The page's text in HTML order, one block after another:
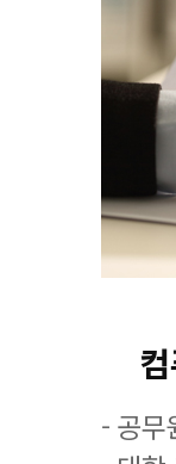
- 공무